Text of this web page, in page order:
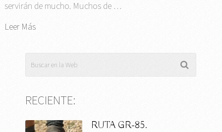
servirán de mucho. Muchos de …
Leer Más
RECIENTE:
RUTA GR-85.